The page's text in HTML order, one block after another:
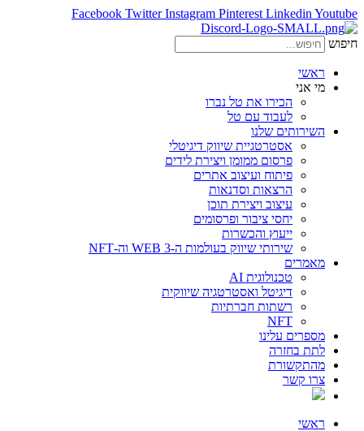
Facebook Twitter Instagram Pinterest Linkedin Youtube
חיפוש
ראשי
מי אני
הכירו את טל נברו
לעבוד עם טל
השירותים שלנו
אסטרטגיית שיווק דיגיטלי
פרסום ממומן ויצירת לידים
פיתוח ועיצוב אתרים
הרצאות וסדנאות
עיצוב ויצירת תוכן
יחסי ציבור ופרסומים
ייעוץ והכשרות
שירותי שיווק בעולמות ה-WEB 3 וה-NFT
מאמרים
טכנולוגית AI
דיגיטל ואסטרטגיה שיווקית
רשתות חברתיות
NFT
מספרים עלינו
לתת בחזרה
מהתקשורת
צרו קשר
ראשי